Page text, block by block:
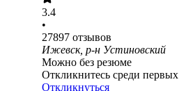
3.4
•
27897 отзывов
Ижевск, р-н Устиновский
Можно без резюме
Откликнитесь среди первых
Откликнуться